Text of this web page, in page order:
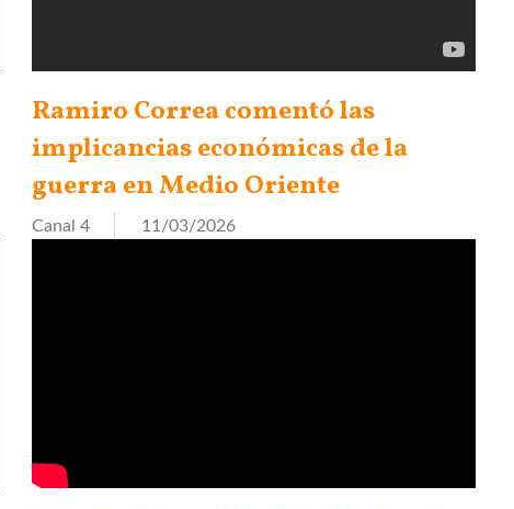
Ramiro Correa comentó las
implicancias económicas de la
guerra en Medio Oriente
Canal 4 11/03/2026